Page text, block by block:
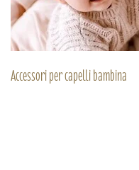
Accessori per capelli bambina